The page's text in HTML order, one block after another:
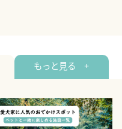
もっと見る +